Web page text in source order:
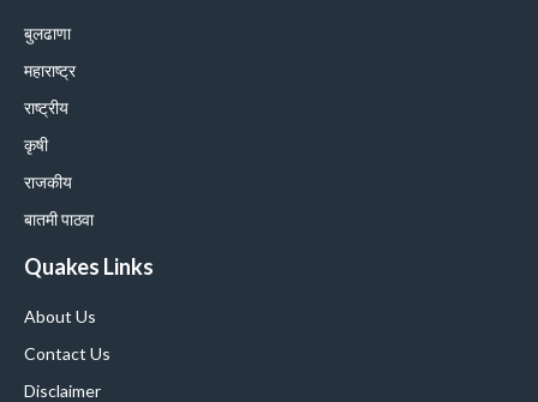
बुलढाणा
महाराष्ट्र
राष्ट्रीय
कृषी
राजकीय
बातमी पाठवा
Quakes Links
About Us
Contact Us
Disclaimer